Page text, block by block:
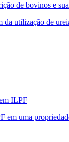
de bovinos e
da utilização de
ILPF
em uma